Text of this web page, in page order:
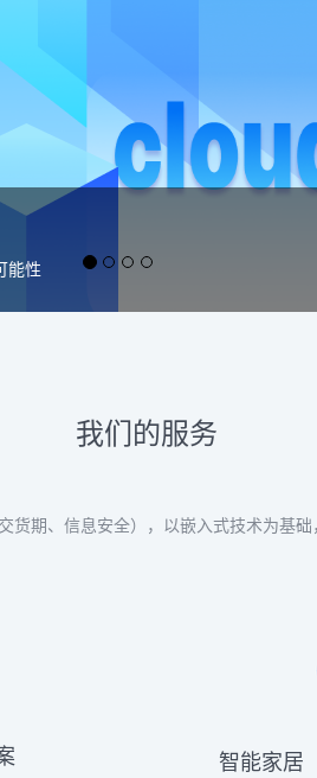
我们的服务
货期、信息安全），以嵌入式技术为基础
智能家居